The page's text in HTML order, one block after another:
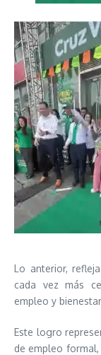
Lo anterior,
cada vez más
empleo y
Este logro
de empleo